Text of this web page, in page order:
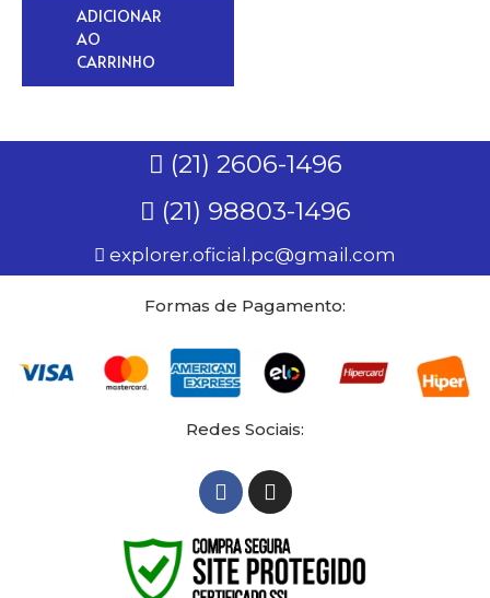
ADICIONAR
AO
CARRINHO
(21) 2606-1496
(21) 98803-1496
explorer.oficial.pc@gmail.com
Formas de Pagamento:
Redes Sociais: